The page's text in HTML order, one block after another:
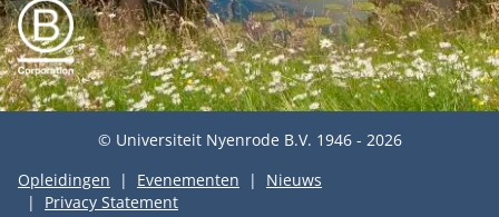
© Universiteit Nyenrode B.V. 1946 - 2026
Opleidingen
Evenementen
Nieuws
Privacy Statement